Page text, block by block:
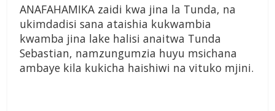
ANAFAHAMIKA zaidi kwa jina la Tunda, na
ukimdadisi sana ataishia kukwambia
kwamba jina lake halisi anaitwa Tunda
Sebastian, namzungumzia huyu msichana
ambaye kila kukicha haishiwi na vituko mjini.